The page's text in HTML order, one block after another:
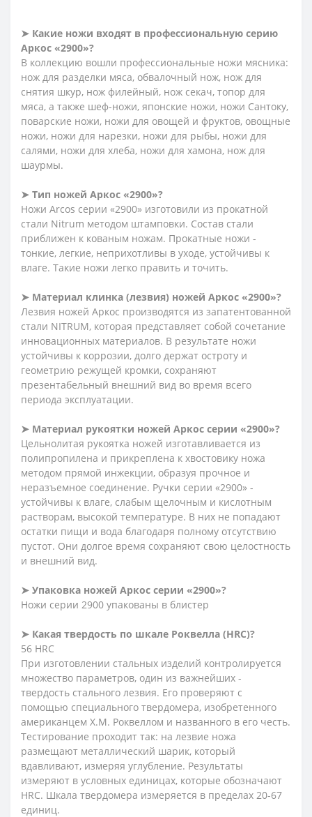
➤ Какие ножи входят в профессиональную серию
Аркос «2900»?
В коллекцию вошли профессиональные ножи мясника:
нож для разделки мяса, обвалочный нож, нож для
снятия шкур, нож филейный, нож секач, топор для
мяса, а также шеф-ножи, японские ножи, ножи Сантоку,
поварские ножи, ножи для овощей и фруктов, овощные
ножи, ножи для нарезки, ножи для рыбы, ножи для
салями, ножи для хлеба, ножи для хамона, нож для
шаурмы.
➤ Тип ножей Аркос «2900»?
Ножи Arcos серии «2900» изготовили из прокатной
стали Nitrum методом штамповки. Состав стали
приближен к кованым ножам. Прокатные ножи -
тонкие, легкие, неприхотливы в уходе, устойчивы к
влаге. Такие ножи легко править и точить.
➤ Материал клинка (лезвия) ножей Аркос «2900»?
Лезвия ножей Аркос производятся из запатентованной
стали NITRUM, которая представляет собой сочетание
инновационных материалов. В результате ножи
устойчивы к коррозии, долго держат остроту и
геометрию режущей кромки, сохраняют
презентабельный внешний вид во время всего
периода эксплуатации.
➤ Материал рукоятки ножей Аркос серии «2900»?
Цельнолитая рукоятка ножей изготавливается из
полипропилена и прикреплена к хвостовику ножа
методом прямой инжекции, образуя прочное и
неразъемное соединение. Ручки серии «2900» -
устойчивы к влаге, слабым щелочным и кислотным
растворам, высокой температуре. В них не попадают
остатки пищи и вода благодаря полному отсутствию
пустот. Они долгое время сохраняют свою целостность
и внешний вид.
➤ Упаковка ножей Аркос серии «2900»?
Ножи серии 2900 упакованы в блистер
➤ Какая твердость по шкале Роквелла (HRC)?
56 HRC
При изготовлении стальных изделий контролируется
множество параметров, один из важнейших -
твердость стального лезвия. Его проверяют с
помощью специального твердомера, изобретенного
американцем Х.М. Роквеллом и названного в его честь.
Тестирование проходит так: на лезвие ножа
размещают металлический шарик, который
вдавливают, измеряя углубление. Результаты
измеряют в условных единицах, которые обозначают
HRC. Шкала твердомера измеряется в пределах 20-67
единиц.